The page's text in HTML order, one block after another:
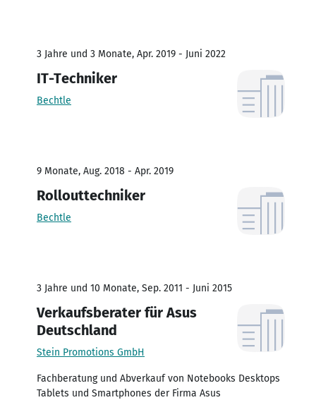
3 Jahre und 3 Monate, Apr. 2019 - Juni 2022
IT-Techniker
Bechtle
9 Monate, Aug. 2018 - Apr. 2019
Rollouttechniker
Bechtle
3 Jahre und 10 Monate, Sep. 2011 - Juni 2015
Verkaufsberater für Asus
Deutschland
Stein Promotions GmbH
Fachberatung und Abverkauf von Notebooks Desktops
Tablets und Smartphones der Firma Asus